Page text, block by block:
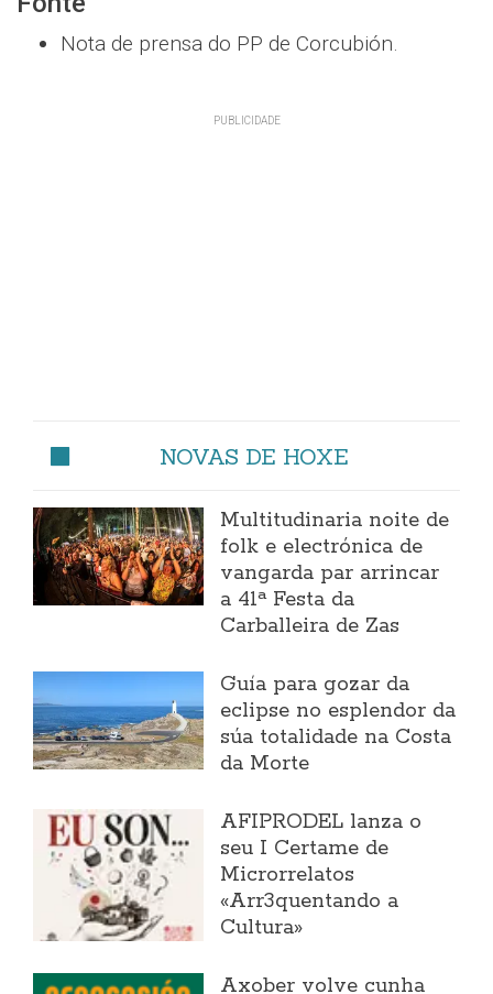
Nota de prensa do PP de Corcubión.
NOVAS DE HOXE
Multitudinaria noite de
folk e electrónica de
vangarda par arrincar
a 41ª Festa da
Carballeira de Zas
Guía para gozar da
eclipse no esplendor da
súa totalidade na Costa
da Morte
AFIPRODEL lanza o
seu I Certame de
Microrrelatos
«Arr3quentando a
Cultura»
Axober volve cunha